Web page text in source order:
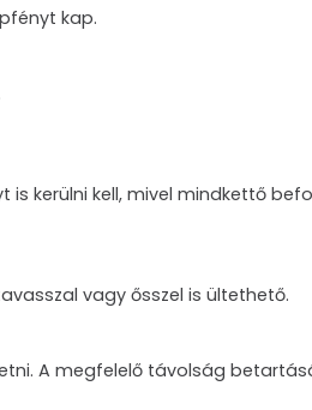
kap.
kerülni kell, mivel mindkettő
vagy ősszel is ültethető.
A megfelelő távolság